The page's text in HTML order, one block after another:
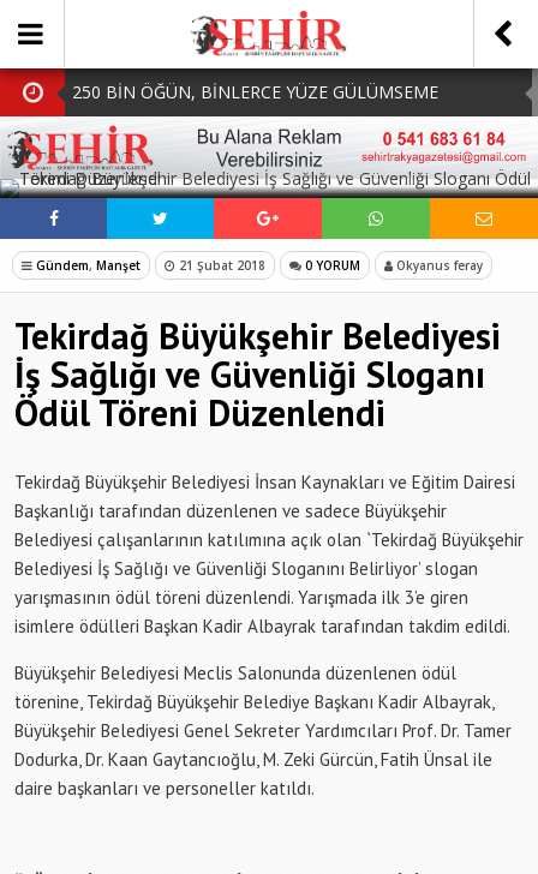
250 BİN ÖĞÜN, BİNLERCE YÜZE GÜLÜMSEME
BAŞKAN MÜGE YILDIZ TOPAK: ‘SOSYAL
BELEDİYECİLİKTE HİÇBİR HEMŞERİMİZİ YALNIZ
BIRAKMIYORUZ!’
MHP Çorlu İlçe Teşkilatında Yeni Dönem Başladı:
Mazbatalar Alındı
Dolu Vurdu, Büyükşehir Üreticiyi Yalnız Bırakmadı
SOFRALARDA BEREKETİ, GÖNÜLLERDE DAYANIŞMAYI
BÜYÜTÜYORUZ!
SOSYAL MEDYADA PAYLAŞ
Gündem, Manşet 21 Şubat 2018 0 YORUM Okyanus feray
Tekirdağ Büyükşehir Belediyesi
İş Sağlığı ve Güvenliği Sloganı
Ödül Töreni Düzenlendi
Tekirdağ Büyükşehir Belediyesi İnsan Kaynakları ve Eğitim Dairesi
Başkanlığı tarafından düzenlenen ve sadece Büyükşehir
Belediyesi çalışanlarının katılımına açık olan `Tekirdağ Büyükşehir
Belediyesi İş Sağlığı ve Güvenliği Sloganını Belirliyor’ slogan
yarışmasının ödül töreni düzenlendi. Yarışmada ilk 3’e giren
isimlere ödülleri Başkan Kadir Albayrak tarafından takdim edildi.
Büyükşehir Belediyesi Meclis Salonunda düzenlenen ödül
törenine, Tekirdağ Büyükşehir Belediye Başkanı Kadir Albayrak,
Büyükşehir Belediyesi Genel Sekreter Yardımcıları Prof. Dr. Tamer
Dodurka, Dr. Kaan Gaytancıoğlu, M. Zeki Gürcün, Fatih Ünsal ile
daire başkanları ve personeller katıldı.